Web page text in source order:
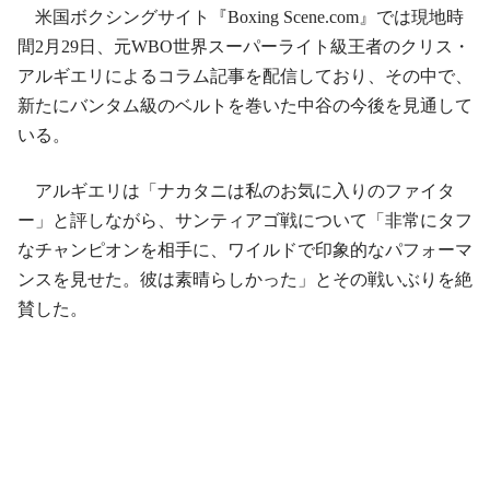
米国ボクシングサイト『Boxing Scene.com』では現地時
間2月29日、元WBO世界スーパーライト級王者のクリス・
アルギエリによるコラム記事を配信しており、その中で、
新たにバンタム級のベルトを巻いた中谷の今後を見通して
いる。
アルギエリは「ナカタニは私のお気に入りのファイタ
ー」と評しながら、サンティアゴ戦について「非常にタフ
なチャンピオンを相手に、ワイルドで印象的なパフォーマ
ンスを見せた。彼は素晴らしかった」とその戦いぶりを絶
賛した。